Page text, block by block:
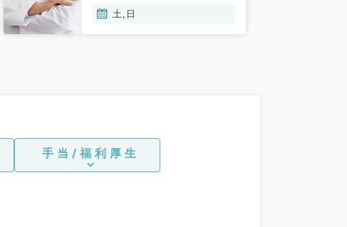
経外科、呼吸器外科、心臓
科、呼吸器内科、消化器内
科、内分泌・代謝内科、腎
臓内科、老年内科、血液内
土,日
手当/福利厚生